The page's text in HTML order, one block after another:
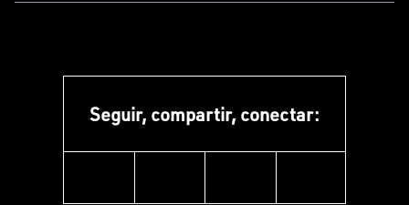
Seguir, compartir, conectar: